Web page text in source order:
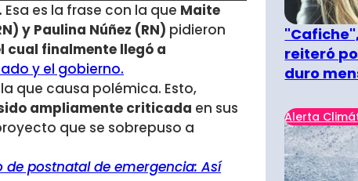
Esa es la frase con la que Maite
y Paulina Núñez (RN) pidieron
cual finalmente llegó a
y el gobierno.
que causa polémica. Esto,
ampliamente criticada en sus
que se sobrepuso a
postnatal de emergencia: Así
reiteró
duro
Alerta